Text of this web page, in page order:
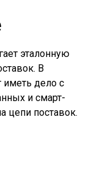
эталонную
В
иметь дело с
и смарт-
цепи поставок.